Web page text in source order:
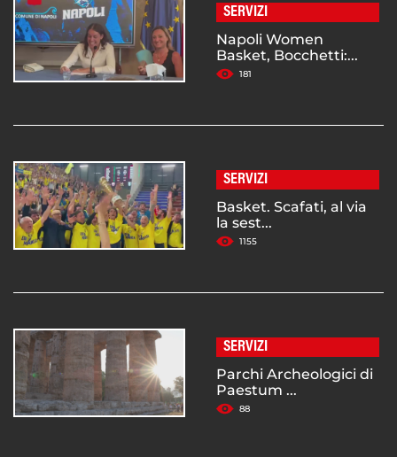
SERVIZI
Napoli Women
Basket, Bocchetti:...
181
SERVIZI
Basket. Scafati, al via
la sest...
1155
SERVIZI
Parchi Archeologici di
Paestum ...
88